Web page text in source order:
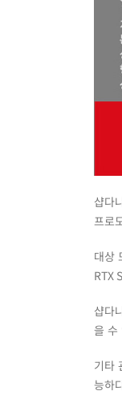
샵다
프로
대상
RTX
샵다
을 수
기타
능하